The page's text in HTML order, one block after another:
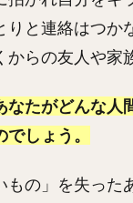
りと連絡はつか
からの友人や家
なたがどんな人
しょう。
もの」を失った